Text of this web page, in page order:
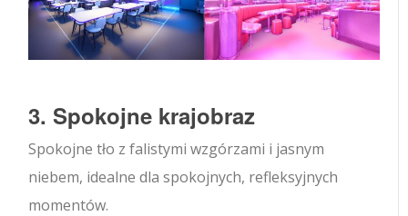
3. Spokojne krajobraz
Spokojne tło z falistymi wzgórzami i jasnym
niebem, idealne dla spokojnych, refleksyjnych
momentów.